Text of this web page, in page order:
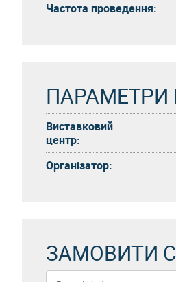
Частота проведення:
ПАРАМЕТРИ
Виставковий
центр:
Організатор:
ЗАМОВИТИ